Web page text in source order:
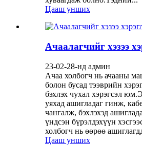
Цааш унших
Ачаалагчийг хэзээ
23-02-28-нд админ
Ачаа холбогч нь ачааны
болон бусад тээврийн
бэхлэх чухал хэрэгсэл
уяхад ашигладаг гинж,
чангалж, бэхлэхэд
үндсэн бүрэлдэхүүн
холбогч нь өөрөө
Цааш унших